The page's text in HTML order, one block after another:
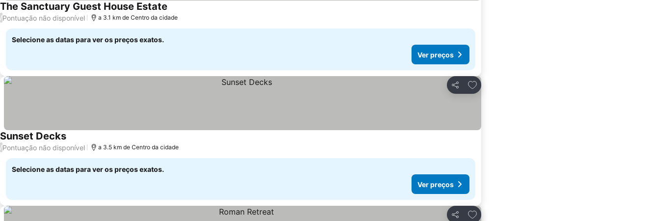
The Sanctuary Guest House Estate
/Pontuação não disponível a 3.1 km de Centro da cidade
Selecione as datas para ver os preços exatos.
Ver preços
Partilhar
Adicionar aos favoritos
Sunset Decks
/Pontuação não disponível a 3.5 km de Centro da cidade
Selecione as datas para ver os preços exatos.
Ver preços
Partilhar
Adicionar aos favoritos